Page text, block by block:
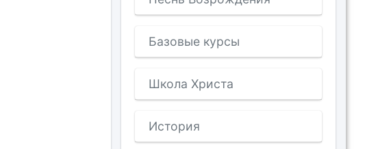
Базовые курсы
Школа Христа
История